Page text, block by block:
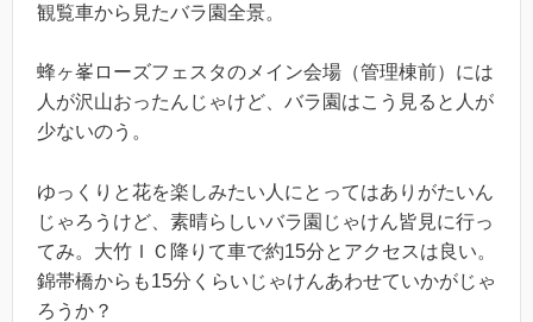
観覧車から見たバラ園全景。
蜂ヶ峯ローズフェスタのメイン会場（管理棟前）には
人が沢山おったんじゃけど、バラ園はこう見ると人が
少ないのう。
ゆっくりと花を楽しみたい人にとってはありがたいん
じゃろうけど、素晴らしいバラ園じゃけん皆見に行っ
てみ。大竹ＩＣ降りて車で約15分とアクセスは良い。
錦帯橋からも15分くらいじゃけんあわせていかがじゃ
ろうか？